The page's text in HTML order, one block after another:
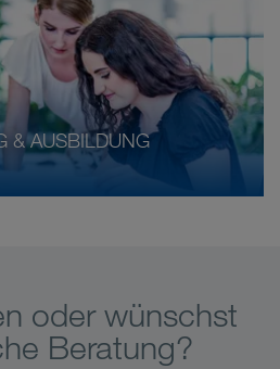
& AUSBILDUNG
oder wünschst
Beratung?